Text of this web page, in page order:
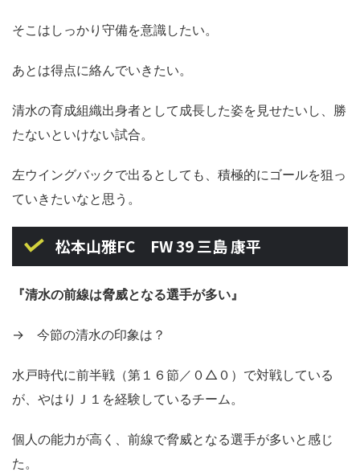
そこはしっかり守備を意識したい。
あとは得点に絡んでいきたい。
清水の育成組織出身者として成長した姿を見せたいし、勝
たないといけない試合。
左ウイングバックで出るとしても、積極的にゴールを狙っ
ていきたいなと思う。
松本山雅FC FW 39 三島 康平
『清水の前線は脅威となる選手が多い』
→ 今節の清水の印象は？
水戸時代に前半戦（第１６節／０△０）で対戦している
が、やはりＪ１を経験しているチーム。
個人の能力が高く、前線で脅威となる選手が多いと感じ
た。